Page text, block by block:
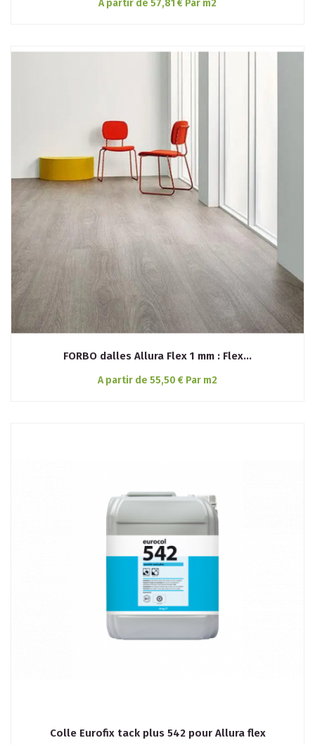
A partir de 57,81 € Par m2
FORBO dalles Allura Flex 1 mm : Flex...
A partir de 55,50 € Par m2
Colle Eurofix tack plus 542 pour Allura flex